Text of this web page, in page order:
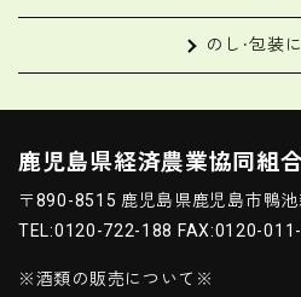
のし・包装
鹿児島県経済農業協同組
〒890-8515 鹿児島県鹿児島市鴨
TEL:0120-722-188 FAX:0120-
※酒類の販売について※